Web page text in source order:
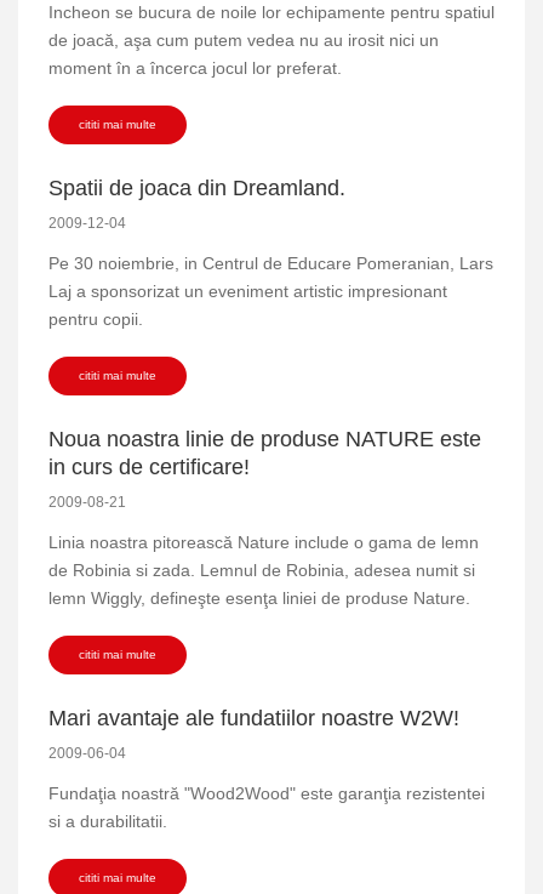
Incheon se bucura de noile lor echipamente pentru spatiul
de joacă, aşa cum putem vedea nu au irosit nici un
moment în a încerca jocul lor preferat.
cititi mai multe
Spatii de joaca din Dreamland.
2009-12-04
Pe 30 noiembrie, in Centrul de Educare Pomeranian, Lars
Laj a sponsorizat un eveniment artistic impresionant
pentru copii.
cititi mai multe
Noua noastra linie de produse NATURE este
in curs de certificare!
2009-08-21
Linia noastra pitorească Nature include o gama de lemn
de Robinia si zada. Lemnul de Robinia, adesea numit si
lemn Wiggly, defineşte esenţa liniei de produse Nature.
cititi mai multe
Mari avantaje ale fundatiilor noastre W2W!
2009-06-04
Fundaţia noastră "Wood2Wood" este garanţia rezistentei
si a durabilitatii.
cititi mai multe